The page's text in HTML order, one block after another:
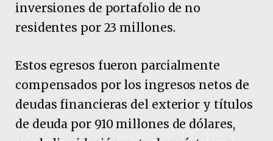
inversiones de portafolio de no
residentes por 23 millones.
Estos egresos fueron parcialmente
compensados por los ingresos netos de
deudas financieras del exterior y títulos
de deuda por 910 millones de dólares,